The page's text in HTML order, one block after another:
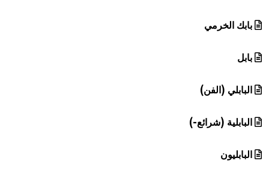
بابك الخرمي
بابل
البابلي (الفن)
البابلية (شرائع-)
البابليون